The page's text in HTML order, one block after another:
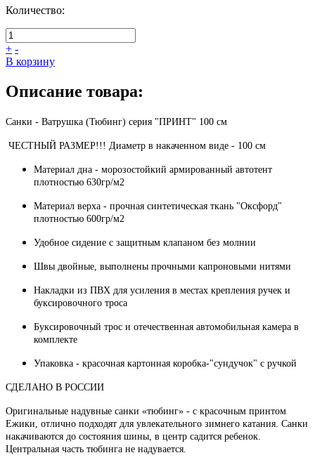
Количество:
+ -
В корзину
Описание товара:
Санки - Ватрушка (Тюбинг) серия "ПРИНТ" 100 см
ЧЕСТНЫЙ РАЗМЕР!!! Диаметр в накаченном виде - 100 см
Материал дна - морозостойкий армированный автотент
плотностью 630гр/м2
Материал верха - прочная синтетическая ткань "Оксфорд"
плотностью 600гр/м2
Удобное сидение с защитным клапаном без молнии
Швы двойные, выполнены прочными капроновыми нитями
Накладки из ПВХ для усиления в местах крепления ручек и
буксировочного троса
Буксировочный трос и отечественная автомобильная камера в
комплекте
Упаковка - красочная картонная коробка-"сундучок" с ручкой
СДЕЛАНО В РОССИИ
Оригинальные надувные санки «тюбинг» - с красочным принтом
Ежики, отлично подходят для увлекательного зимнего катания. Санки
накачиваются до состояния шины, в центр садится ребенок.
Центральная часть тюбинга не надувается.